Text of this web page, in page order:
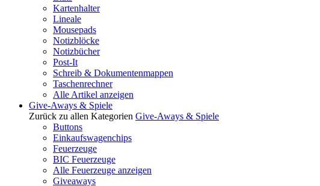
Kartenhalter
Lineale
Mousepads
Notizblöcke
Notizbücher
Post-It
Schreib & Dokumentenmappen
Taschenrechner
Alle Artikel anzeigen
Give-Aways & Spiele
Zurück zu allen Kategorien Give-Aways & Spiele
Buttons
Einkaufswagenchips
Feuerzeuge
BIC Feuerzeuge
Alle Feuerzeuge anzeigen
Giveaways